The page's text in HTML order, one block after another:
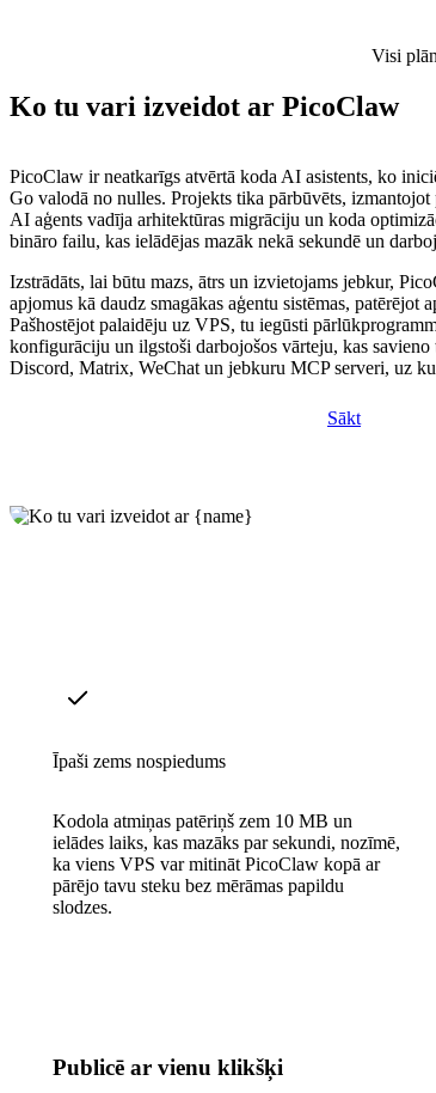
Visi
Ko tu vari izveidot ar PicoClaw
PicoClaw ir neatkarīgs atvērtā koda AI asistents, ko
Go valodā no nulles. Projekts tika pārbūvēts, izmantojot
AI aģents vadīja arhitektūras migrāciju un koda
bināro failu, kas ielādējas mazāk nekā sekundē un
Izstrādāts, lai būtu mazs, ātrs un izvietojams jebkur,
apjomus kā daudz smagākas aģentu sistēmas,
Pašhostējot palaidēju uz VPS, tu iegūsti
konfigurāciju un ilgstoši darbojošos vārteju, kas
Discord, Matrix, WeChat un jebkuru MCP serveri, uz
Sākt
Īpaši zems nospiedums
Kodola atmiņas patēriņš zem 10 MB un
ielādes laiks, kas mazāks par sekundi, nozīmē,
ka viens VPS var mitināt PicoClaw kopā ar
pārējo tavu steku bez mērāmas papildu
slodzes.
Publicē ar vienu klikšķi